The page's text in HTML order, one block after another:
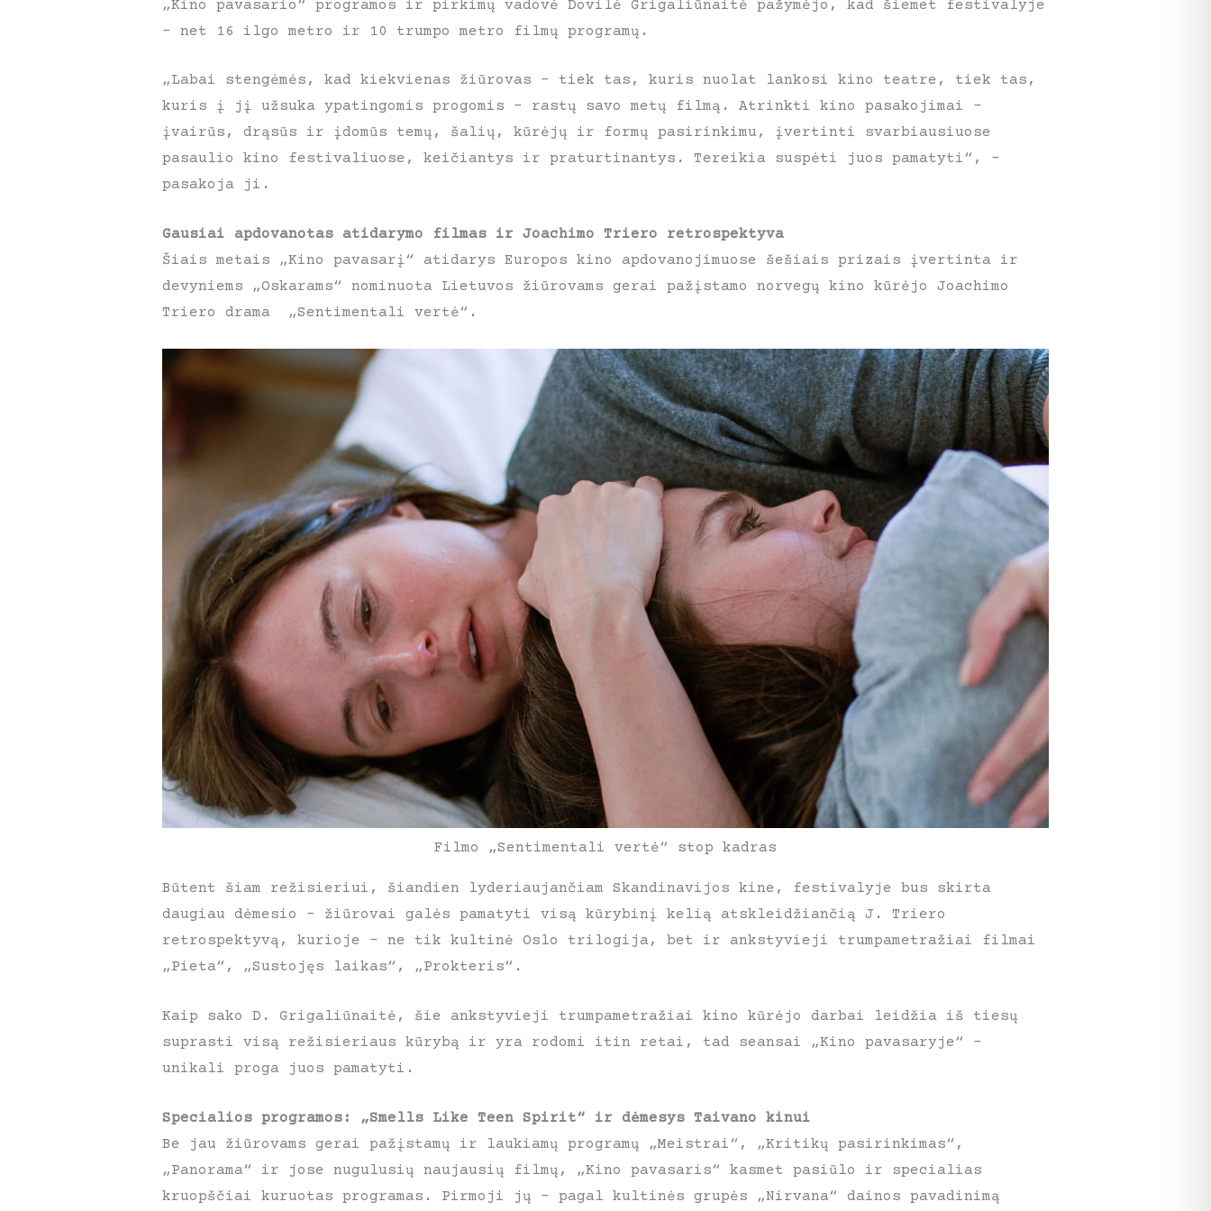
„Kino pavasario“ programos ir pirkimų vadovė Dovilė Grigaliūnaitė pažymėjo, kad šiemet festivalyje
– net 16 ilgo metro ir 10 trumpo metro filmų programų.
„Labai stengėmės, kad kiekvienas žiūrovas – tiek tas, kuris nuolat lankosi kino teatre, tiek tas,
kuris į jį užsuka ypatingomis progomis – rastų savo metų filmą. Atrinkti kino pasakojimai –
įvairūs, drąsūs ir įdomūs temų, šalių, kūrėjų ir formų pasirinkimu, įvertinti svarbiausiuose
pasaulio kino festivaliuose, keičiantys ir praturtinantys. Tereikia suspėti juos pamatyti“, –
pasakoja ji.
Gausiai apdovanotas atidarymo filmas ir Joachimo Triero retrospektyva
Šiais metais „Kino pavasarį“ atidarys Europos kino apdovanojimuose šešiais prizais įvertinta ir
devyniems „Oskarams“ nominuota Lietuvos žiūrovams gerai pažįstamo norvegų kino kūrėjo Joachimo
Triero drama „Sentimentali vertė“.
Filmo „Sentimentali vertė“ stop kadras
Būtent šiam režisieriui, šiandien lyderiaujančiam Skandinavijos kine, festivalyje bus skirta
daugiau dėmesio – žiūrovai galės pamatyti visą kūrybinį kelią atskleidžiančią J. Triero
retrospektyvą, kurioje – ne tik kultinė Oslo trilogija, bet ir ankstyvieji trumpametražiai filmai
„Pieta“, „Sustojęs laikas“, „Prokteris“.
Kaip sako D. Grigaliūnaitė, šie ankstyvieji trumpametražiai kino kūrėjo darbai leidžia iš tiesų
suprasti visą režisieriaus kūrybą ir yra rodomi itin retai, tad seansai „Kino pavasaryje“ –
unikali proga juos pamatyti.
Specialios programos: „Smells Like Teen Spirit“ ir dėmesys Taivano kinui
Be jau žiūrovams gerai pažįstamų ir laukiamų programų „Meistrai“, „Kritikų pasirinkimas“,
„Panorama“ ir jose nugulusių naujausių filmų, „Kino pavasaris“ kasmet pasiūlo ir specialias
kruopščiai kuruotas programas. Pirmoji jų – pagal kultinės grupės „Nirvana“ dainos pavadinimą